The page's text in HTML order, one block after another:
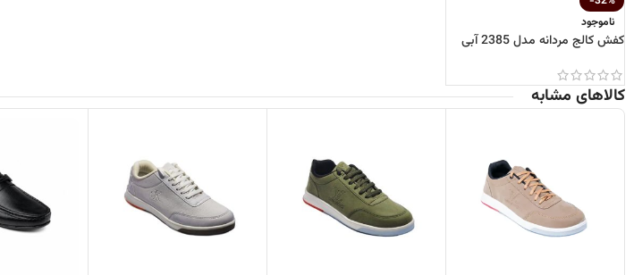
ناموجود
کفش کالج مردانه مدل 2385 آبی
کالاهای مشابه